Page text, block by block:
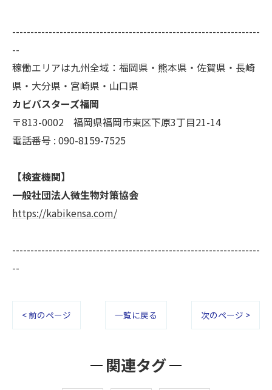
--------------------------------------------------------------------
--
稼働エリアは九州全域：福岡県・熊本県・佐賀県・長崎
県・大分県・宮崎県・山口県
カビバスターズ福岡
〒813-0002 福岡県福岡市東区下原3丁目21-14
電話番号 : 090-8159-7525
【検査機関】
一般社団法人微生物対策協会
https://kabikensa.com/
--------------------------------------------------------------------
--
< 前のページ 一覧に戻る 次のページ >
関連タグ